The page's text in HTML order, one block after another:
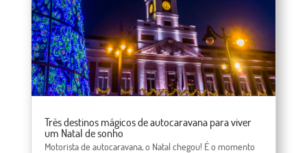
Três destinos mágicos de autocaravana para viver
um Natal de sonho
Motorista de autocaravana, o Natal chegou! É o momento